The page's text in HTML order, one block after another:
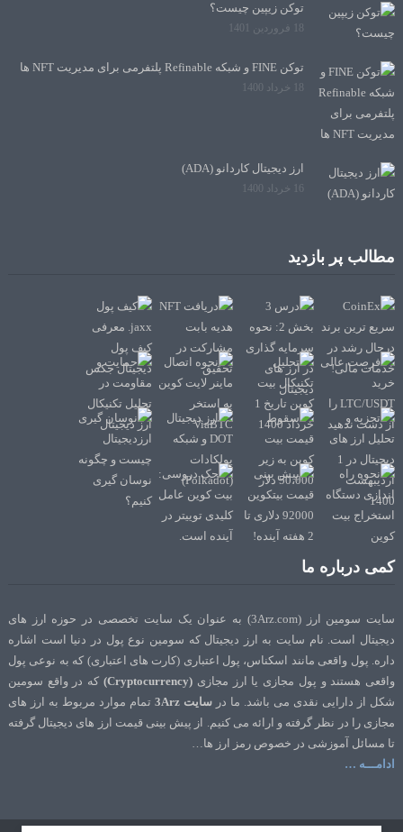
توکن زیپین چیست؟
توکن FINE و شبکه Refinable پلتفرمی برای مدیریت NFT ها
ارز دیجیتال کاردانو (ADA)
16 خرداد 1400
مطالب پر بازدید
کمی درباره ما
سایت سومین ارز (3Arz.com) به عنوان یک سایت تخصصی در حوزه ارز های
دیجیتال است. نام سایت به ارز دیجیتال که سومین نوع پول در دنیا است اشاره
داره. پول واقعی مانند اسکناس، پول اعتباری (کارت های اعتباری) که به نوعی پول
واقعی هستند و پول مجازی یا ارز مجازی (Cryptocurrency)
که در واقع سومین
شکل از دارایی نقدی می باشد. ما در سایت 3Arz
تمام موارد مربوط به ارز های
مجازی را در نظر گرفته و ارائه می کنیم. از پیش بینی قیمت ارز های دیجیتال گرفته
تا مسائل آموزشی در خصوص رمز ارز ها…
ادامـــه …